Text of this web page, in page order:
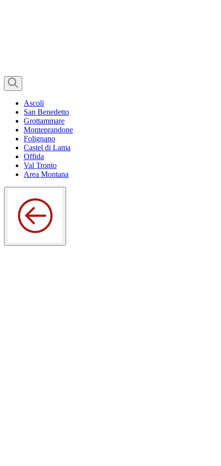
Ascoli
San Benedetto
Grottammare
Monteprandone
Folignano
Castel di Lama
Offida
Val Tronto
Area Montana